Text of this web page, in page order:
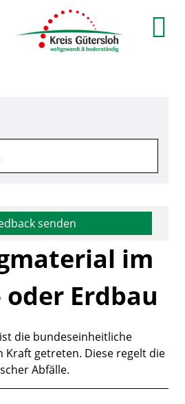
senden
im
Erdbau
die bundeseinheitliche
getreten. Diese regelt die
Abfälle.